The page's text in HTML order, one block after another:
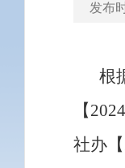
发布
根
【2024
社办【